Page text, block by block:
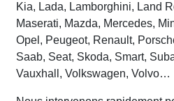
Kia, Lada, Lamborghini, Land
Maserati, Mazda, Mercedes,
Opel, Peugeot, Renault,
Saab, Seat, Skoda, Smart,
Vauxhall, Volkswagen, Volvo…